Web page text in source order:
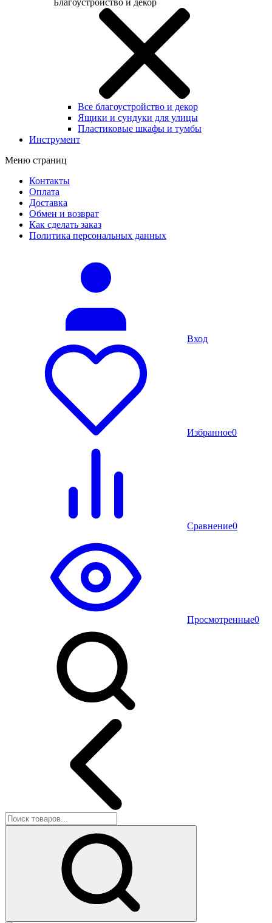
Благоустройство и декор
Все благоустройство и декор
Ящики и сундуки для улицы
Пластиковые шкафы и тумбы
Инструмент
Меню страниц
Контакты
Оплата
Доставка
Обмен и возврат
Как сделать заказ
Политика персональных данных
Вход
Избранное0
Сравнение0
Просмотренные0